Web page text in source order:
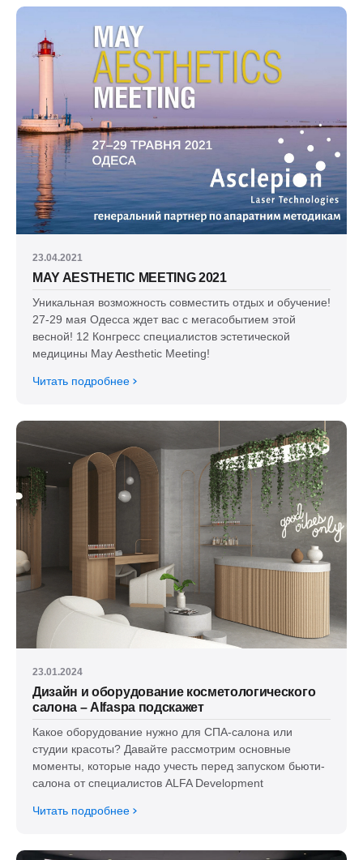
23.04.2021
MAY AESTHETIC MEETING 2021
Уникальная возможность совместить отдых и обучение!
27-29 мая Одесса ждет вас с мегасобытием этой
весной! 12 Конгресс специалистов эстетической
медицины May Aesthetic Meeting!
Читать подробнее
23.01.2024
Дизайн и оборудование косметологического
салона – Alfaspa подскажет
Какое оборудование нужно для СПА-салона или
студии красоты? Давайте рассмотрим основные
моменты, которые надо учесть перед запуском бьюти-
салона от специалистов ALFA Development
Читать подробнее